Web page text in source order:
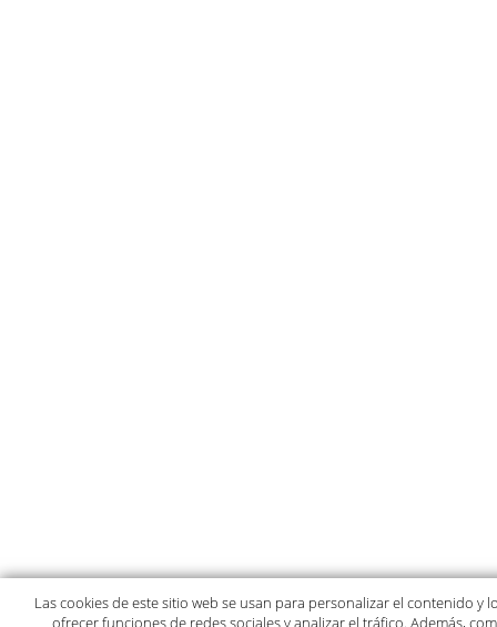
Las cookies de este sitio web se usan para personalizar el contenido y
ofrecer funciones de redes sociales y analizar el tráfico. Además,